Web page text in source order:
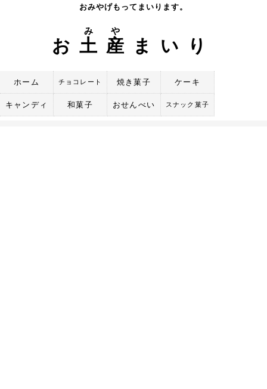
おみやげもってまいります。
お 土
み
産
や
まいり
ホーム チョコレート 焼き菓子 ケーキ
キャンディ 和菓子 おせんべい スナック菓子